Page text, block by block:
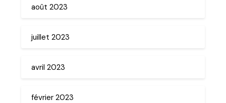
août 2023
juillet 2023
avril 2023
février 2023